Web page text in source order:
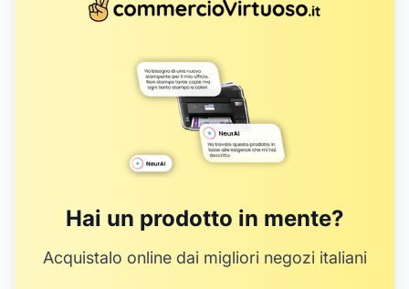
Hai un prodotto in mente?
Acquistalo online dai migliori negozi italiani